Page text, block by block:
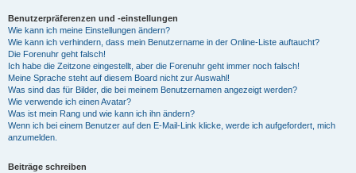
Benutzerpräferenzen und -einstellungen
Wie kann ich meine Einstellungen ändern?
Wie kann ich verhindern, dass mein Benutzername in der Online-Liste auftaucht?
Die Forenuhr geht falsch!
Ich habe die Zeitzone eingestellt, aber die Forenuhr geht immer noch falsch!
Meine Sprache steht auf diesem Board nicht zur Auswahl!
Was sind das für Bilder, die bei meinem Benutzernamen angezeigt werden?
Wie verwende ich einen Avatar?
Was ist mein Rang und wie kann ich ihn ändern?
Wenn ich bei einem Benutzer auf den E-Mail-Link klicke, werde ich aufgefordert, mich
anzumelden.
Beiträge schreiben